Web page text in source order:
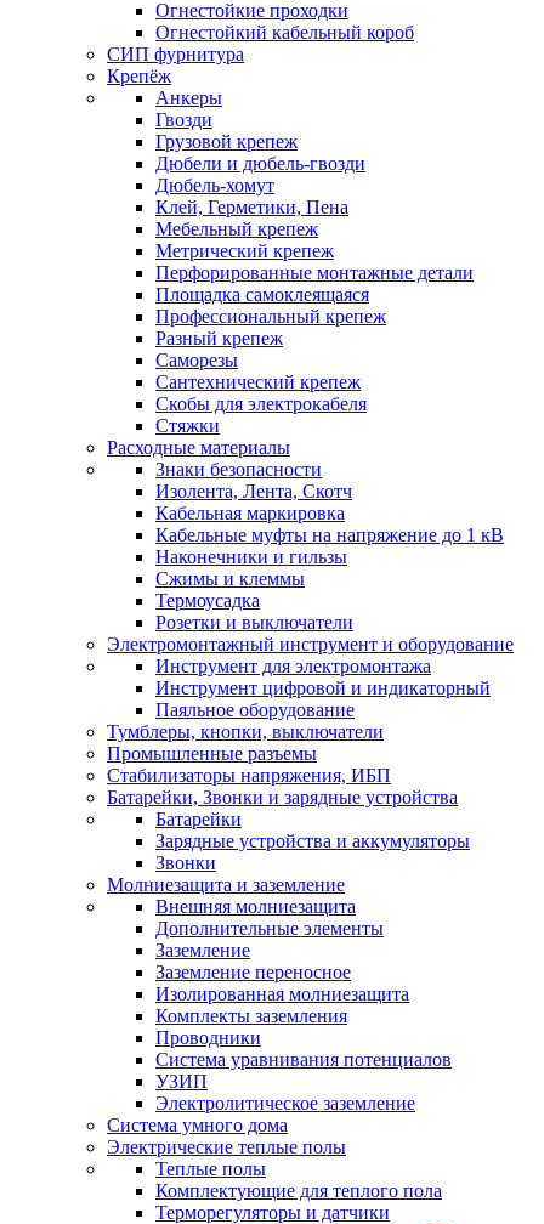
Огнестойкие проходки
Огнестойкий кабельный короб
СИП фурнитура
Крепёж
Анкеры
Гвозди
Грузовой крепеж
Дюбели и дюбель-гвозди
Дюбель-хомут
Клей, Герметики, Пена
Мебельный крепеж
Метрический крепеж
Перфорированные монтажные детали
Площадка самоклеящаяся
Профессиональный крепеж
Разный крепеж
Саморезы
Сантехнический крепеж
Скобы для электрокабеля
Стяжки
Расходные материалы
Знаки безопасности
Изолента, Лента, Скотч
Кабельная маркировка
Кабельные муфты на напряжение до 1 кВ
Наконечники и гильзы
Сжимы и клеммы
Термоусадка
Розетки и выключатели
Электромонтажный инструмент и оборудование
Инструмент для электромонтажа
Инструмент цифровой и индикаторный
Паяльное оборудование
Тумблеры, кнопки, выключатели
Промышленные разъемы
Стабилизаторы напряжения, ИБП
Батарейки, Звонки и зарядные устройства
Батарейки
Зарядные устройства и аккумуляторы
Звонки
Молниезащита и заземление
Внешняя молниезащита
Дополнительные элементы
Заземление
Заземление переносное
Изолированная молниезащита
Комплекты заземления
Проводники
Система уравнивания потенциалов
УЗИП
Электролитическое заземление
Система умного дома
Электрические теплые полы
Теплые полы
Комплектующие для теплого пола
Терморегуляторы и датчики